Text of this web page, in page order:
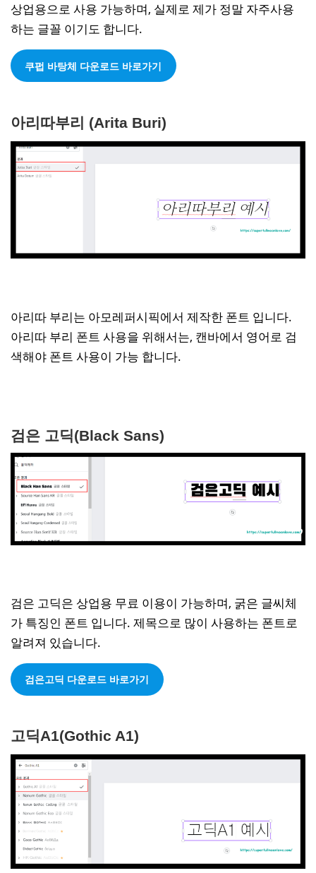
상업용으로 사용 가능하며, 실제로 제가 정말 자주사용
하는 글꼴 이기도 합니다.
쿠펍 바탕체 다운로드 바로가기
아리따부리 (Arita Buri)
아리따 부리는 아모레퍼시픽에서 제작한 폰트 입니다.
아리따 부리 폰트 사용을 위해서는, 캔바에서 영어로 검
색해야 폰트 사용이 가능 합니다.
검은 고딕(Black Sans)
검은 고딕은 상업용 무료 이용이 가능하며, 굵은 글씨체
가 특징인 폰트 입니다. 제목으로 많이 사용하는 폰트로
알려져 있습니다.
검은고딕 다운로드 바로가기
고딕A1(Gothic A1)